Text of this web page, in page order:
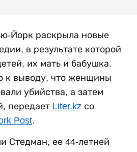
Йорк раскрыла новые
в результате которой
их мать и бабушка.
к выводу, что женщины
убийства, а затем
передает Liter.kz со
Post.
Стедман, ее 44-летней